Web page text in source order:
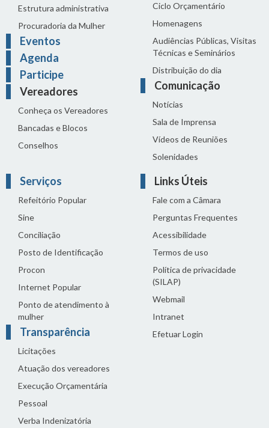
Estrutura administrativa
Procuradoria da Mulher
Eventos
Agenda
Participe
Vereadores
Conheça os Vereadores
Bancadas e Blocos
Conselhos
Ciclo Orçamentário
Homenagens
Audiências Públicas, Visitas
Técnicas e Seminários
Distribuição do dia
Comunicação
Notícias
Sala de Imprensa
Vídeos de Reuniões
Solenidades
Serviços
Refeitório Popular
Sine
Conciliação
Posto de Identificação
Procon
Internet Popular
Ponto de atendimento à
mulher
Transparência
Licitações
Atuação dos vereadores
Execução Orçamentária
Pessoal
Verba Indenizatória
Links Úteis
Fale com a Câmara
Perguntas Frequentes
Acessibilidade
Termos de uso
Política de privacidade
(SILAP)
Webmail
Intranet
Efetuar Login